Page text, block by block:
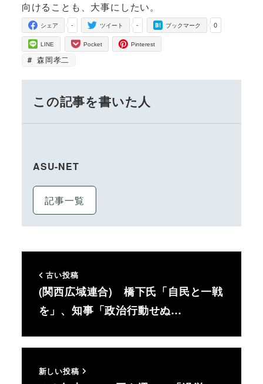
向けることも、大事にしたい。
-
シェア -
ツイート 0
ブックマーク
LINE Pocket Pinterest
森岡孝二
この記事を書いた人
ASU-NET
記事一覧
古い投稿
(関西広域連合) 橋下氏「自民と一戦
を」、知事「政治行動せぬ…
新しい投稿